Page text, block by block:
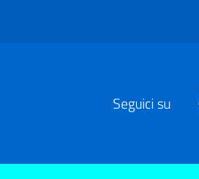
Seguici su